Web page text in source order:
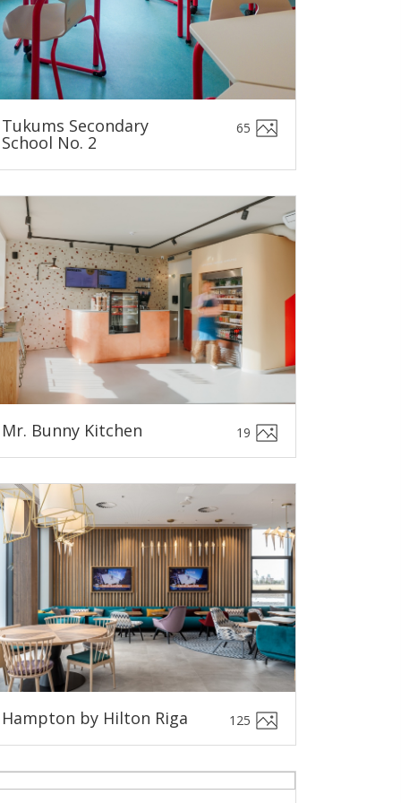
Tukums Secondary
School No. 2
65
Mr. Bunny Kitchen 19
Hampton by Hilton Riga 125